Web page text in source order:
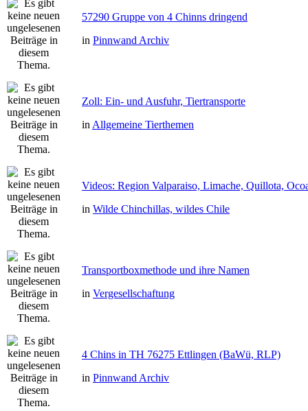
57290 Gruppe von 4 Chinns dringend
in Pinnwand Archiv
Zoll: Ein- und Ausfuhr, Tiertransporte
in Allgemeine Tierthemen
Videos: Region Valparaiso, Limache, Quillota,
in Wilde Chinchillas, wildes Chile
Transportboxmethode und ihre Namen
in Vergesellschaftung
4 Chins in TH 76275 Ettlingen (BaWü, RLP)
in Pinnwand Archiv